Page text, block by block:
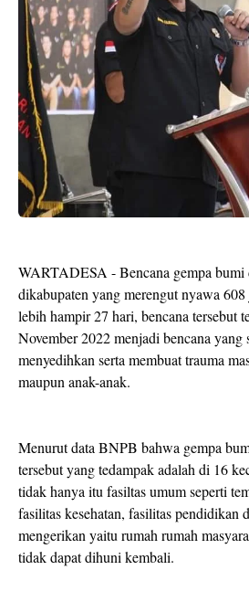
WARTADESA - Bencana gempa bumi
dikabupaten yang merengut nyawa
lebih hampir 27 hari, bencana tersebut
November 2022 menjadi bencana yang
menyedihkan serta membuat trauma
maupun anak-anak.
Menurut data BNPB bahwa gempa
tersebut yang tedampak adalah di 16
tidak hanya itu fasiltas umum seperti
fasilitas kesehatan, fasilitas pendidikan
mengerikan yaitu rumah rumah
tidak dapat dihuni kembali.